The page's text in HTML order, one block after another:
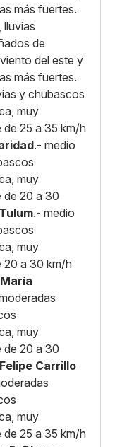
más fuertes.
lluvias
de
del este y
más fuertes.
y chubascos
muy
25 a 35 km/h
.- medio
muy
de 20 a 30
Tulum.- medio
muy
20 a 30 km/h
muy
de 20 a 30
Felipe Carrillo
muy
25 a 35 km/h